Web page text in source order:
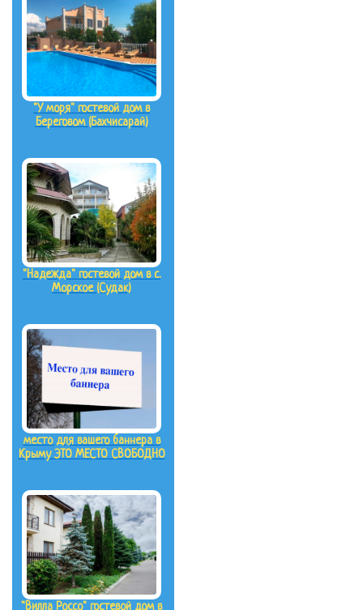
"У моря" гостевой дом в
Береговом (Бахчисарай)
"Надежда" гостевой дом в с.
Морское (Судак)
место для вашего баннера в
Крыму ЭТО МЕСТО СВОБОДНО
"Вилла Россо" гостевой дом в